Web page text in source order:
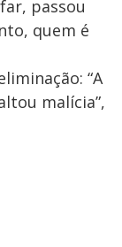
passou
quem é
“A
malícia”,